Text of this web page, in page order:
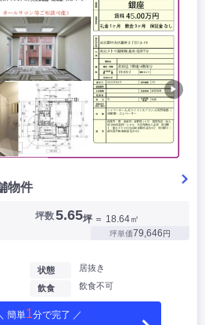
▶
物件
坪数5.65坪 ＝ 18.64㎡
坪単価79,646円
状態 居抜き
飲食 飲食不可
簡単1分で完了 ／